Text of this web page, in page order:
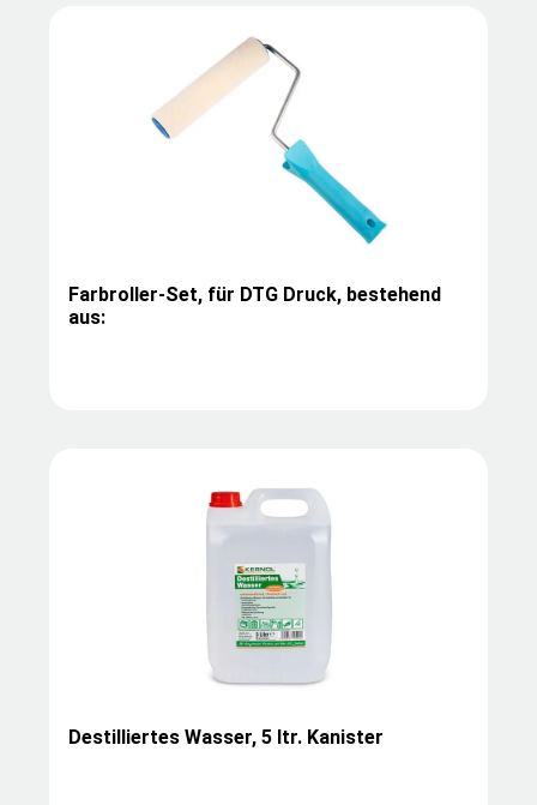
Farbroller-Set, für DTG Druck, bestehend
aus:
Destilliertes Wasser, 5 ltr. Kanister